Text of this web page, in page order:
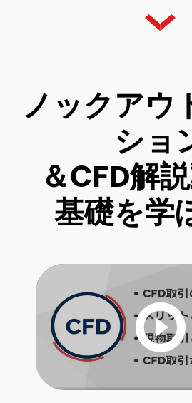
ノックアウ
ショ
＆CFD解
基礎を学